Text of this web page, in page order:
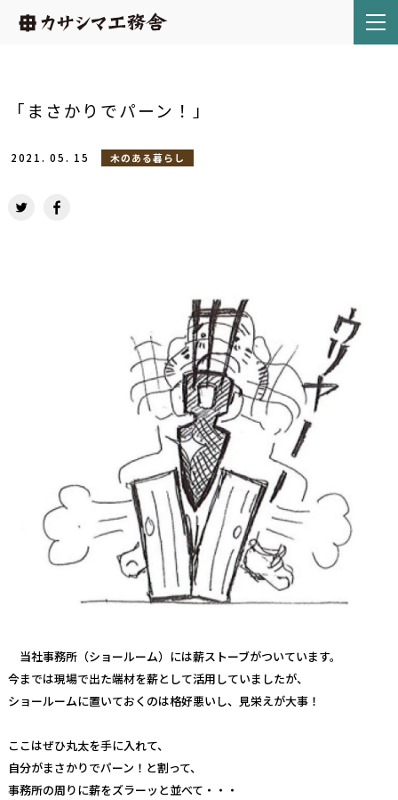
「まさかりでパーン！」
2021. 05. 15 木のある暮らし
当社事務所（ショールーム）には薪ストーブがついています。
今までは現場で出た端材を薪として活用していましたが、
ショールームに置いておくのは格好悪いし、見栄えが大事！
ここはぜひ丸太を手に入れて、
自分がまさかりでパーン！と割って、
事務所の周りに薪をズラーッと並べて・・・